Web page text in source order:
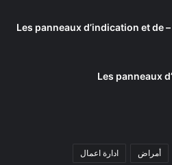
إشارات المعلومات والخدمات – Les panneaux d’indication et de
أمراض ادارة اعمال